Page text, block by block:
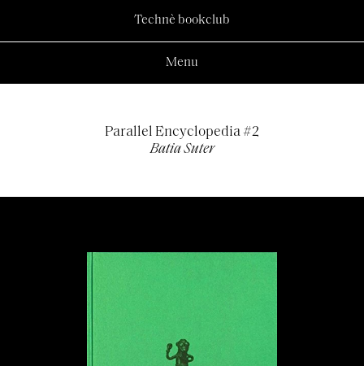
Technè bookclub
Menu
Parallel Encyclopedia #2
Batia Suter